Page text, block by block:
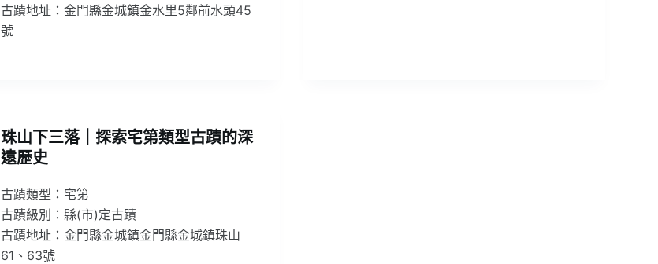
古蹟地址：金門縣金城鎮金水里5鄰前水頭45
號
珠山下三落｜探索宅第類型古蹟的深
遠歷史
古蹟類型：宅第
古蹟級別：縣(市)定古蹟
古蹟地址：金門縣金城鎮金門縣金城鎮珠山
61、63號